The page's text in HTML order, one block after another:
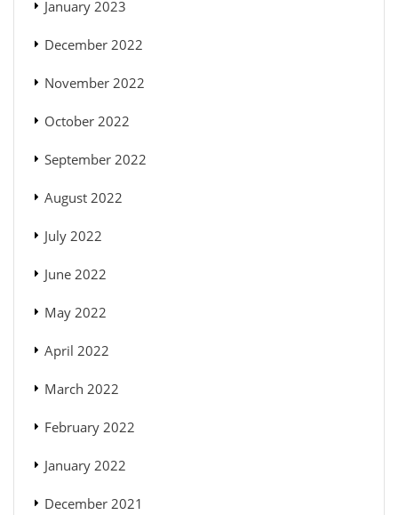
January 2023
December 2022
November 2022
October 2022
September 2022
August 2022
July 2022
June 2022
May 2022
April 2022
March 2022
February 2022
January 2022
December 2021